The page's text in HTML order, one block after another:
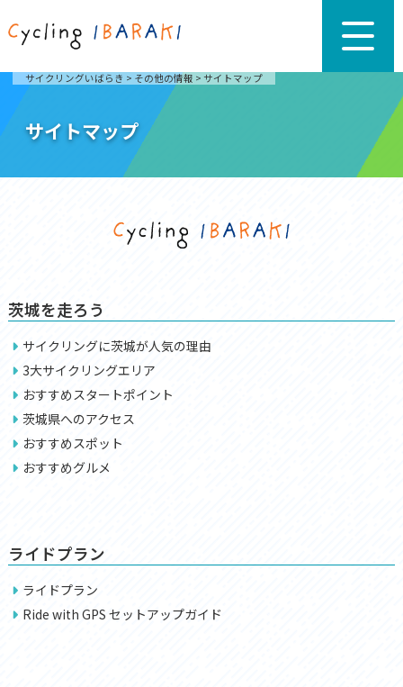
サイクリングいばらき > その他の情報 > サイトマップ
サイトマップ
茨城を走ろう
サイクリングに茨城が人気の理由
3大サイクリングエリア
おすすめスタートポイント
茨城県へのアクセス
おすすめスポット
おすすめグルメ
ライドプラン
ライドプラン
Ride with GPS セットアップガイド